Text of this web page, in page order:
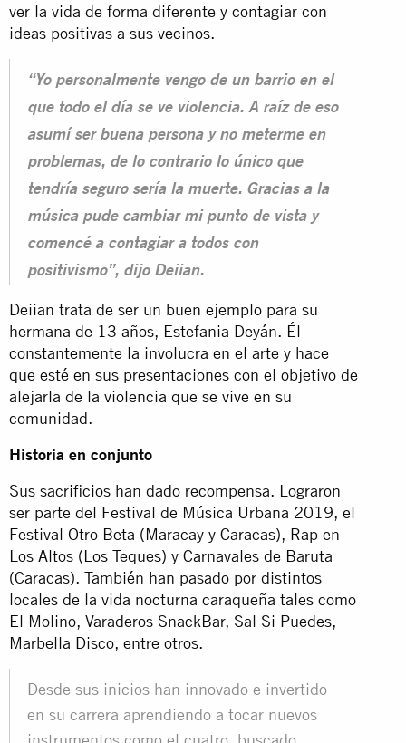
ver la vida de forma diferente y contagiar con
ideas positivas a sus vecinos.
“Yo personalmente vengo de un barrio en el
que todo el día se ve violencia. A raíz de eso
asumí ser buena persona y no meterme en
problemas, de lo contrario lo único que
tendría seguro sería la muerte. Gracias a la
música pude cambiar mi punto de vista y
comencé a contagiar a todos con
positivismo”, dijo Deiian.
Deiian trata de ser un buen ejemplo para su
hermana de 13 años, Estefania Deyán. Él
constantemente la involucra en el arte y hace
que esté en sus presentaciones con el objetivo de
alejarla de la violencia que se vive en su
comunidad.
Historia en conjunto
Sus sacrificios han dado recompensa. Lograron
ser parte del Festival de Música Urbana 2019, el
Festival Otro Beta (Maracay y Caracas), Rap en
Los Altos (Los Teques) y Carnavales de Baruta
(Caracas). También han pasado por distintos
locales de la vida nocturna caraqueña tales como
El Molino, Varaderos SnackBar, Sal Si Puedes,
Marbella Disco, entre otros.
Desde sus inicios han innovado e invertido
en su carrera aprendiendo a tocar nuevos